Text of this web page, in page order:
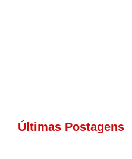
Últimas Postagens